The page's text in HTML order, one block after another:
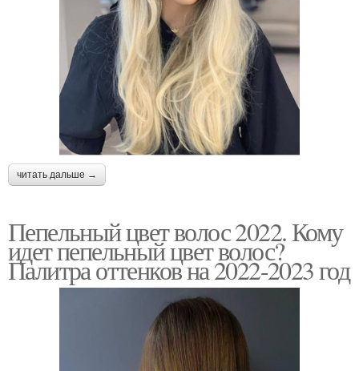
читать дальше →
Пепельный цвет волос 2022. Кому
идет пепельный цвет волос?
Палитра оттенков на 2022-2023 год